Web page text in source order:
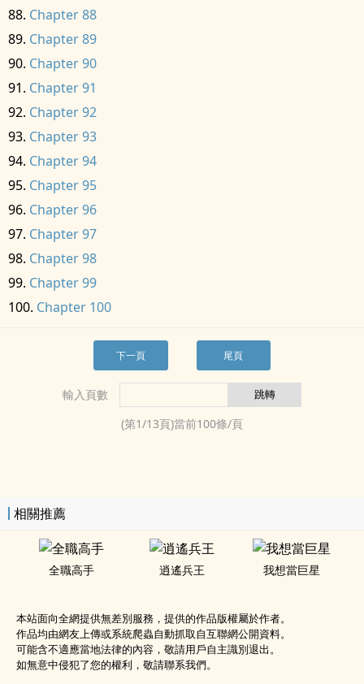
Chapter 88
Chapter 89
Chapter 90
Chapter 91
Chapter 92
Chapter 93
Chapter 94
Chapter 95
Chapter 96
Chapter 97
Chapter 98
Chapter 99
Chapter 100
下一頁 尾頁
輸入頁數
(第1/13頁)當前100條/頁
相關推薦
全職高手 逍遙兵王 我想當巨星
本站面向全網提供無差別服務，提供的作品版權屬於作者。
作品均由網友上傳或系統爬蟲自動抓取自互聯網公開資料。
可能含不適應當地法律的內容，敬請用戶自主識別退出。
如無意中侵犯了您的權利，敬請聯系我們。